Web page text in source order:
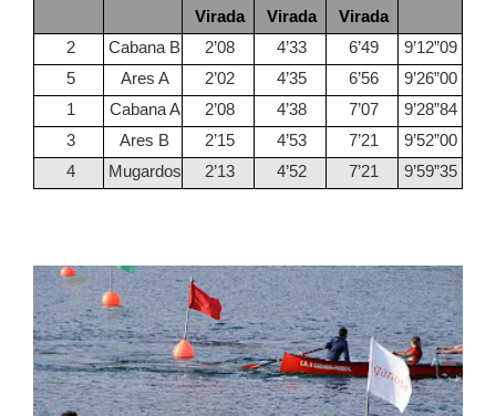
Virada
Virada
Virada
2 Cabana B 2’08 4’33 6’49
9’12”09
5
Ares A 2’02 4’35 6’56
9’26”00
1
Cabana A 2’08 4’38 7’07
9’28”84
3
Ares B 2’15 4’53 7’21
9’52”00
4
Mugardos 2’13 4’52 7’21 9’59”35